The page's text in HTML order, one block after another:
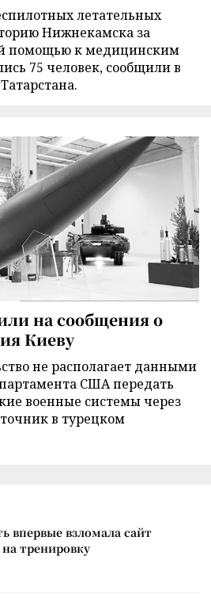
летательных
Нижнекамска за
помощью к медицинским
75 человек, сообщили в
на сообщения о
Киеву
не располагает данными
США передать
военные системы через
в турецком
впервые взломала сайт
тренировку